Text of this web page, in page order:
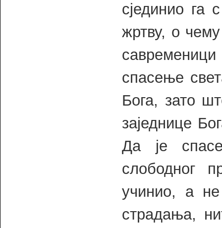
сјединио
жртву, о
спасење
Бога, зато
заједнице
Да је
слободног
учинио, а
страдања,